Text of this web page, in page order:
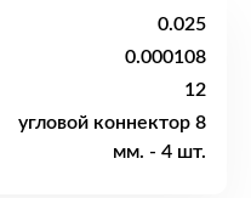
0.025
0.000108
12
угловой коннектор 8
мм. - 4 шт.